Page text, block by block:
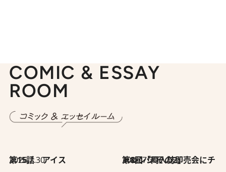
COMIC & ESSAY
ROOM
2026.7.30
第15話 アイス 2026.7.30
第8回「同人誌即売会にチャレンジ その2」